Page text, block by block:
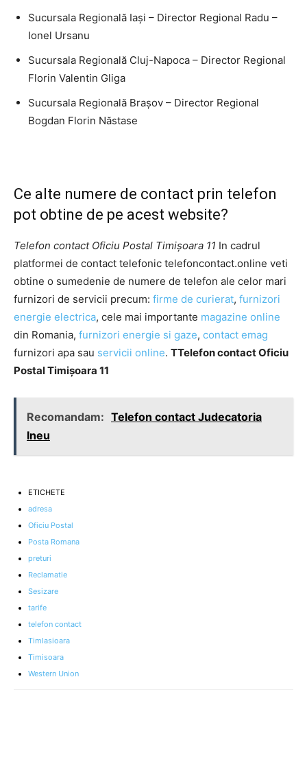
Sucursala Regională Iaşi – Director Regional Radu –
Ionel Ursanu
Sucursala Regională Cluj-Napoca – Director Regional
Florin Valentin Gliga
Sucursala Regională Braşov – Director Regional
Bogdan Florin Năstase
Ce alte numere de contact prin telefon
pot obtine de pe acest website?
Telefon contact Oficiu Postal Timişoara 11 In cadrul
platformei de contact telefonic telefoncontact.online veti
obtine o sumedenie de numere de telefon ale celor mari
furnizori de servicii precum: firme de curierat, furnizori
energie electrica, cele mai importante magazine online
din Romania, furnizori energie si gaze, contact emag
furnizori apa sau servicii online. TTelefon contact Oficiu
Postal Timişoara 11
Recomandam: Telefon contact Judecatoria
Ineu
ETICHETE
adresa
Oficiu Postal
Posta Romana
preturi
Reclamatie
Sesizare
tarife
telefon contact
TimIasioara
Timisoara
Western Union